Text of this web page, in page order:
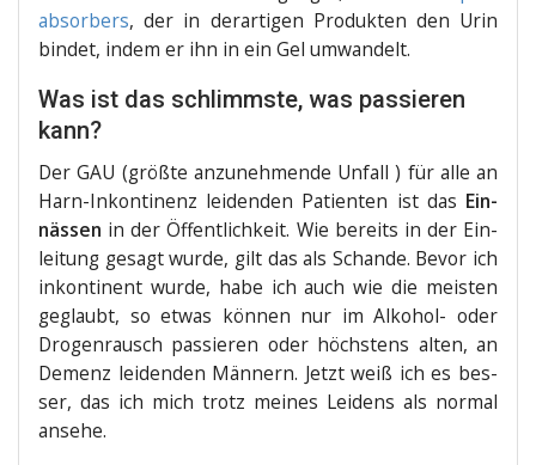
ab­sor­bers, der in der­ar­ti­gen Pro­duk­ten den Urin
bin­det, indem er ihn in ein Gel umwandelt.
Was ist das schlimmste, was passieren
kann?
Der GAU (größ­te anzu­neh­men­de Unfall ) für alle an
Harn-Inkon­ti­nenz lei­den­den Pati­en­ten ist das Ein­
näs­sen in der Öffent­lich­keit. Wie bereits in der Ein­
lei­tung gesagt wur­de, gilt das als Schan­de. Bevor ich
inkon­ti­nent wur­de, habe ich auch wie die meis­ten
geglaubt, so etwas kön­nen nur im Alko­hol- oder
Dro­gen­rausch pas­sie­ren oder höchs­tens alten, an
Demenz lei­den­den Män­nern. Jetzt weiß ich es bes­
ser, das ich mich trotz mei­nes Lei­dens als nor­mal
ansehe.